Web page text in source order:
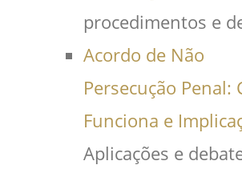
procedimentos e
Acordo de Não
Persecução Penal:
Funciona e
Aplicações e